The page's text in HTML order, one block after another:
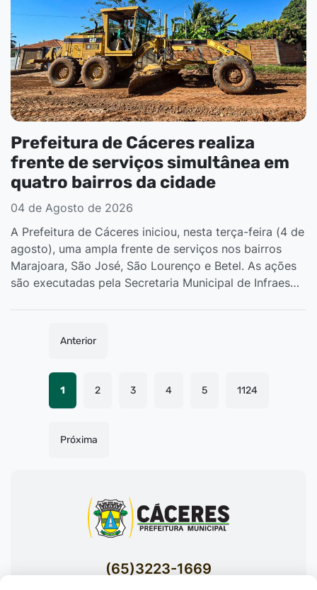
Prefeitura de Cáceres realiza
frente de serviços simultânea em
quatro bairros da cidade
04 de Agosto de 2026
A Prefeitura de Cáceres iniciou, nesta terça-feira (4 de
agosto), uma ampla frente de serviços nos bairros
Marajoara, São José, São Lourenço e Betel. As ações
são executadas pela Secretaria Municipal de Infraes…
Anterior
1 2 3 4 5 1124
Próxima
(65)3223-1669